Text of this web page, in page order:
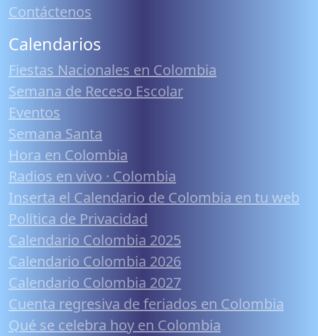
Contáctenos
Calendarios
Fiestas Nacionales en Colombia
Semana de Receso Escolar
Eventos
Semana Santa
Hora en Colombia
Radios en vivo · Colombia
Inserta el Calendario de Colombia en tu web
Política de Privacidad
Calendario Colombia 2025
Calendario Colombia 2026
Calendario Colombia 2027
Cuenta regresiva de feriados en Colombia
Qué se celebra hoy en Colombia